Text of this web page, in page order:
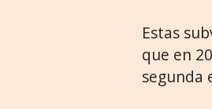
Estas
que en
segunda